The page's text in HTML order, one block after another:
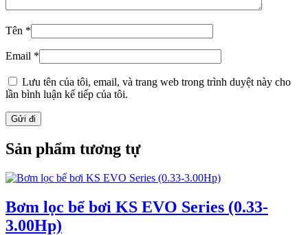
Tên *
Email *
Lưu tên của tôi, email, và trang web trong trình duyệt này cho
lần bình luận kế tiếp của tôi.
Sản phẩm tương tự
Bơm lọc bể bơi KS EVO Series (0.33-
3.00Hp)